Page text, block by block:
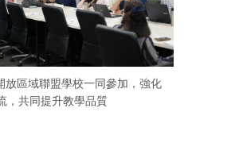
放區域聯盟學校一同參加，強化
，共同提升教學品質